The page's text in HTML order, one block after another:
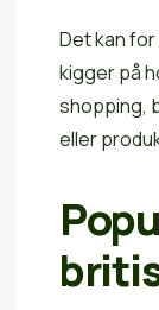
Det kan
kigger på
shopping,
eller